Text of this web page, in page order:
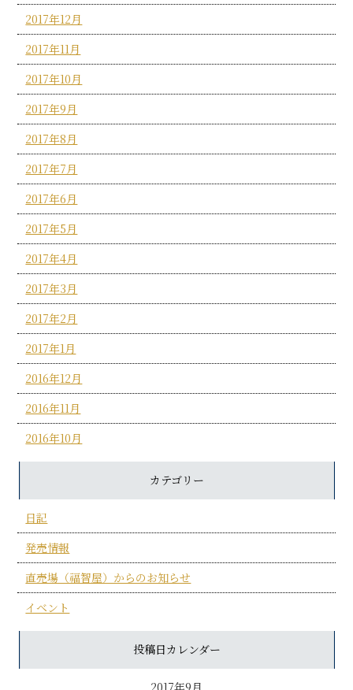
2017年12月
2017年11月
2017年10月
2017年9月
2017年8月
2017年7月
2017年6月
2017年5月
2017年4月
2017年3月
2017年2月
2017年1月
2016年12月
2016年11月
2016年10月
カテゴリー
日記
発売情報
直売場（福智屋）からのお知らせ
イベント
投稿日カレンダー